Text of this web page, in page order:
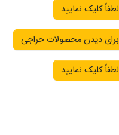
لطفاً کلیک نمایید
برای دیدن محصولات حراجی
لطفاً کلیک نمایید